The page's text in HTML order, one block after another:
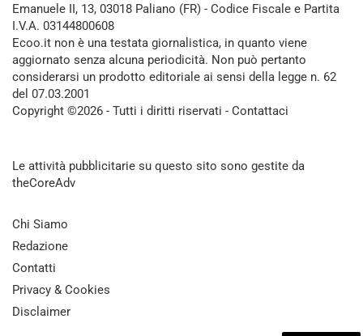
Emanuele II, 13, 03018 Paliano (FR) - Codice Fiscale e Partita
I.V.A. 03144800608
Ecoo.it non è una testata giornalistica, in quanto viene
aggiornato senza alcuna periodicità. Non può pertanto
considerarsi un prodotto editoriale ai sensi della legge n. 62
del 07.03.2001
Copyright ©2026 - Tutti i diritti riservati - Contattaci
Le attività pubblicitarie su questo sito sono gestite da
theCoreAdv
Chi Siamo
Redazione
Contatti
Privacy & Cookies
Disclaimer